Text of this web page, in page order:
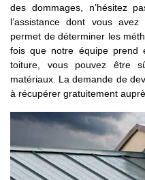
des dommages, n’hésitez
l’assistance dont vous
permet de déterminer les
fois que notre équipe prend
toiture, vous pouvez être
matériaux. La demande de
à récupérer gratuitement